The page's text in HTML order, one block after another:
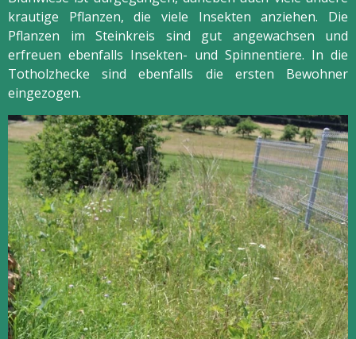
krautige Pflanzen, die viele Insekten anziehen. Die
Pflanzen im Steinkreis sind gut angewachsen und
erfreuen ebenfalls Insekten- und Spinnentiere. In die
Totholzhecke sind ebenfalls die ersten Bewohner
eingezogen.